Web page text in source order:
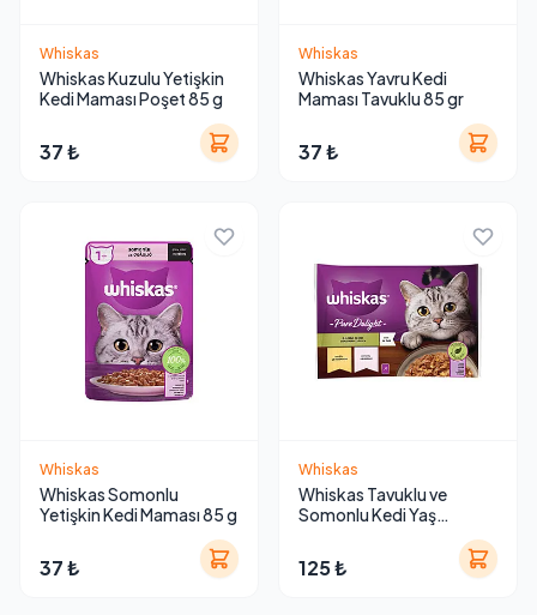
Whiskas
Whiskas Kuzulu Yetişkin
Kedi Maması Poşet 85 g
37 ₺
Whiskas
Whiskas Yavru Kedi
Maması Tavuklu 85 gr
37 ₺
Whiskas
Whiskas Somonlu
Yetişkin Kedi Maması 85 g
37 ₺
Whiskas
Whiskas Tavuklu ve
Somonlu Kedi Yaş
125 ₺